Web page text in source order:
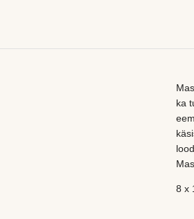
ka
8 x